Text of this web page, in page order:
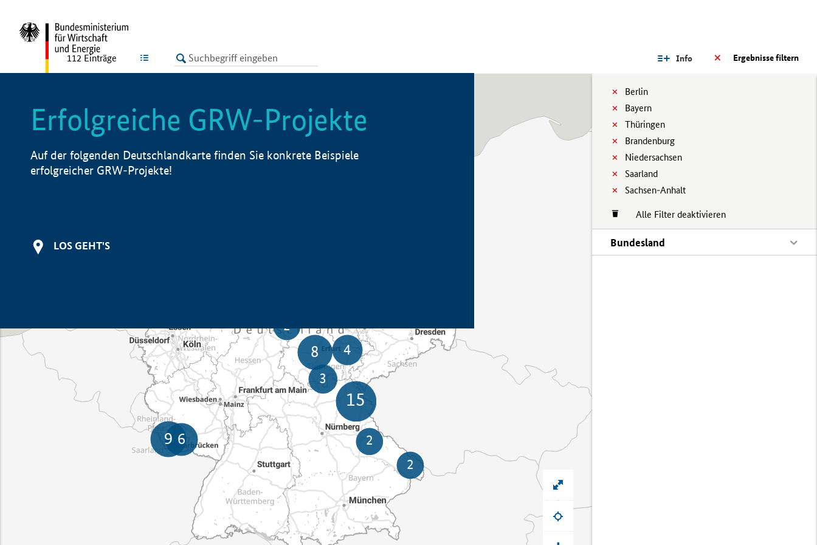
LISTE Ergebnisse filtern
Info
Berlin
Bayern
Thüringen
Brandenburg
Niedersachsen
Saarland
Sachsen-Anhalt
Alle Filter deaktivieren
Bundesland
112 Einträge
Erfolgreiche GRW-Projekte
Auf der folgenden Deutschlandkarte finden Sie konkrete Beispiele
erfolgreicher GRW-Projekte!
LOS GEHT'S